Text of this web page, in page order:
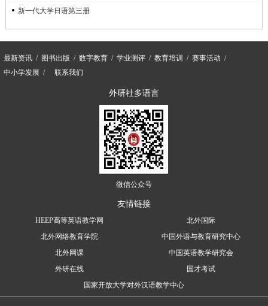
新一代大学日语第三册
最新资讯 图书出版 数字教育 学业测评 教育培训
赛事活动
中小学发展
联系我们
外研社多语言
微信公众号
友情链接
HEEP高等英语教学网
北外国际
北外网络教育学院
中国外语与教育研究中心
北外网课
中国英语教学研究会
外研在线
国才考试
国家开放大学对外汉语教学中心